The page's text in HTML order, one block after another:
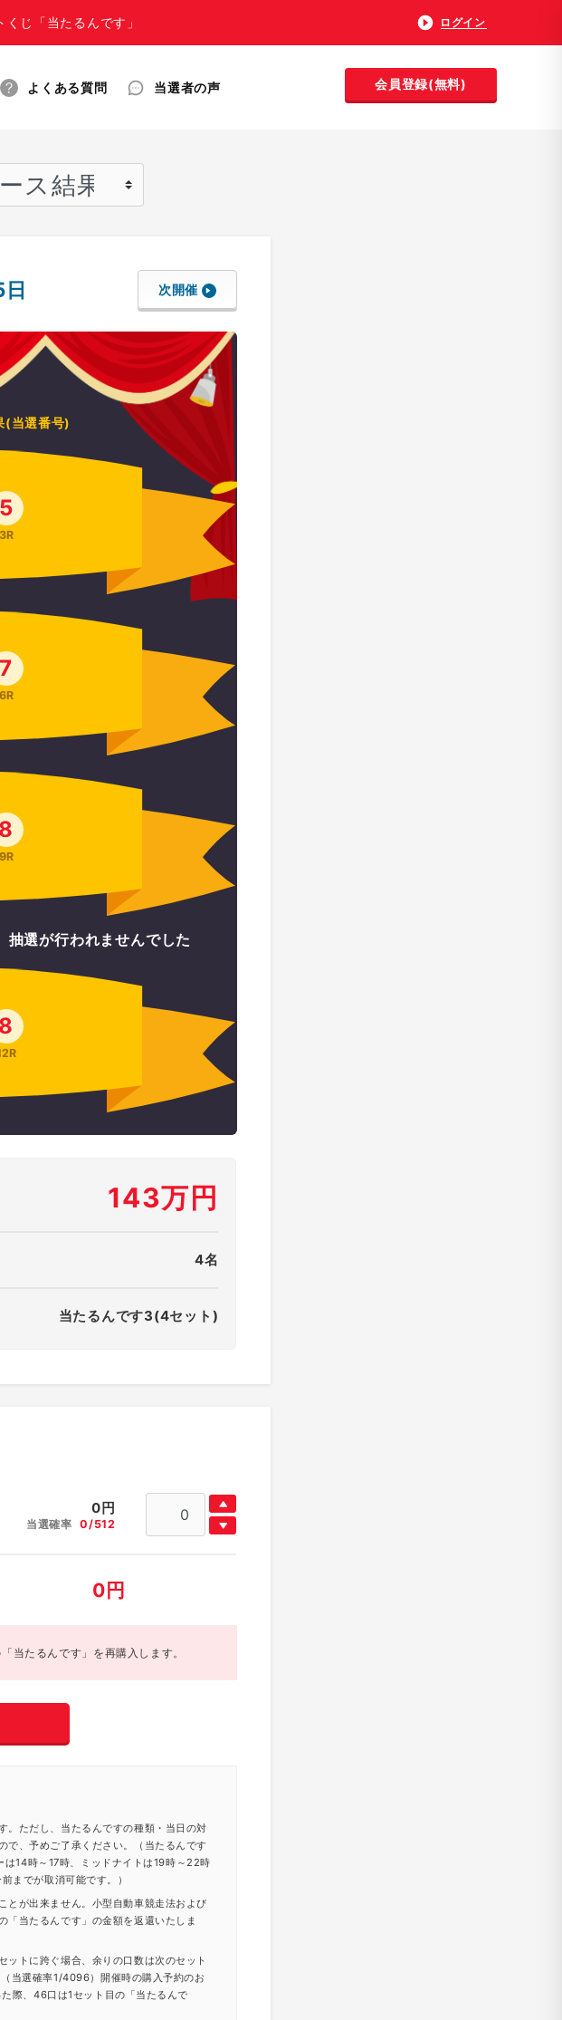
じ「当たるんです」 ログイン
よくある質問 当選者の声 会員登録(無料)
次開催
(当選番号)
5
3R
7
6R
8
9R
選が行われませんでした
8
143万円
4名
当たるんです3(4セット)
0 円
当選確率 0/512
0 円
当たるんです」を再購入します。
。ただし、当たるんですの種類・当日の対
で、予めご了承ください。（当たるんです
14時～17時、ミッドナイトは19時～22時
までが取消可能です。）
とが出来ません。小型自動車競走法および
「当たるんです」の金額を返還いたしま
ットに跨ぐ場合、余りの口数は次のセット
当選確率1/4096）開催時の購入予約のお
際、46口は1セット目の「当たるんで